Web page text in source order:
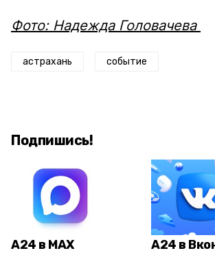
Фото: Надежда Головачева
астрахань событие
Подпишись!
А24 в MAX А24 в